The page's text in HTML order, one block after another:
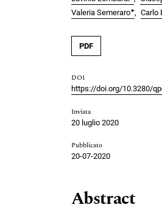
Valeria Semeraro▸ Carlo
PDF
DOI
https://doi.org/10.3280/
Inviata
20 luglio 2020
Pubblicato
20-07-2020
Abstract